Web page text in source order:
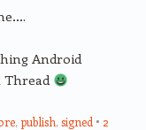
Android
Thread
, publish, signed
2